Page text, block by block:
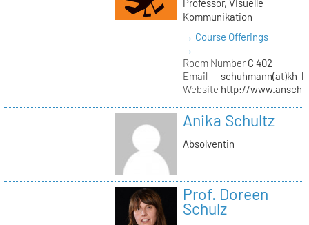
Professor, Visuelle
Kommunikation
→ Course Offerings
→
Room NumberC 402
Email
schuhmann(at)kh-
Website http://
Anika Schultz
Absolventin
Prof. Doreen
Schulz